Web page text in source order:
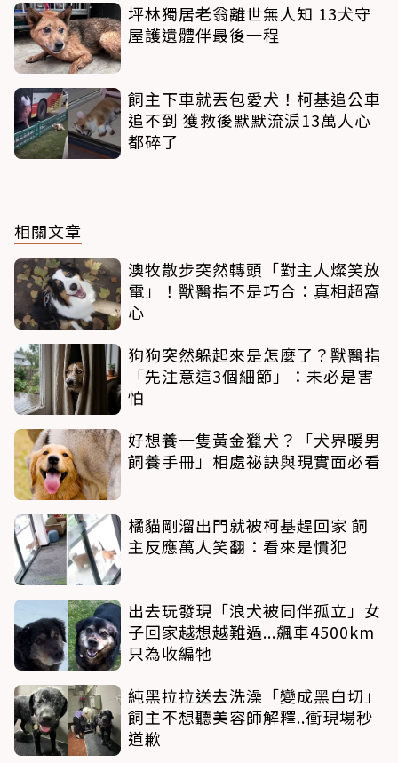
坪林獨居老翁離世無人知 13犬守
屋護遺體伴最後一程
飼主下車就丟包愛犬！柯基追公車
追不到 獲救後默默流淚13萬人心
都碎了
相關文章
澳牧散步突然轉頭「對主人燦笑放
電」！獸醫指不是巧合：真相超窩
心
狗狗突然躲起來是怎麼了？獸醫指
「先注意這3個細節」：未必是害
怕
好想養一隻黃金獵犬？「犬界暖男
飼養手冊」相處祕訣與現實面必看
橘貓剛溜出門就被柯基趕回家 飼
主反應萬人笑翻：看來是慣犯
出去玩發現「浪犬被同伴孤立」女
子回家越想越難過...飆車4500km
只為收編牠
純黑拉拉送去洗澡「變成黑白切」
飼主不想聽美容師解釋..衝現場秒
道歉